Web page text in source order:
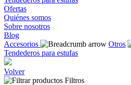
Ofertas
Quiénes somos
Sobre nosotros
Blog
Accesorios
Otros
Tendederos para estufas
Volver
Filtros